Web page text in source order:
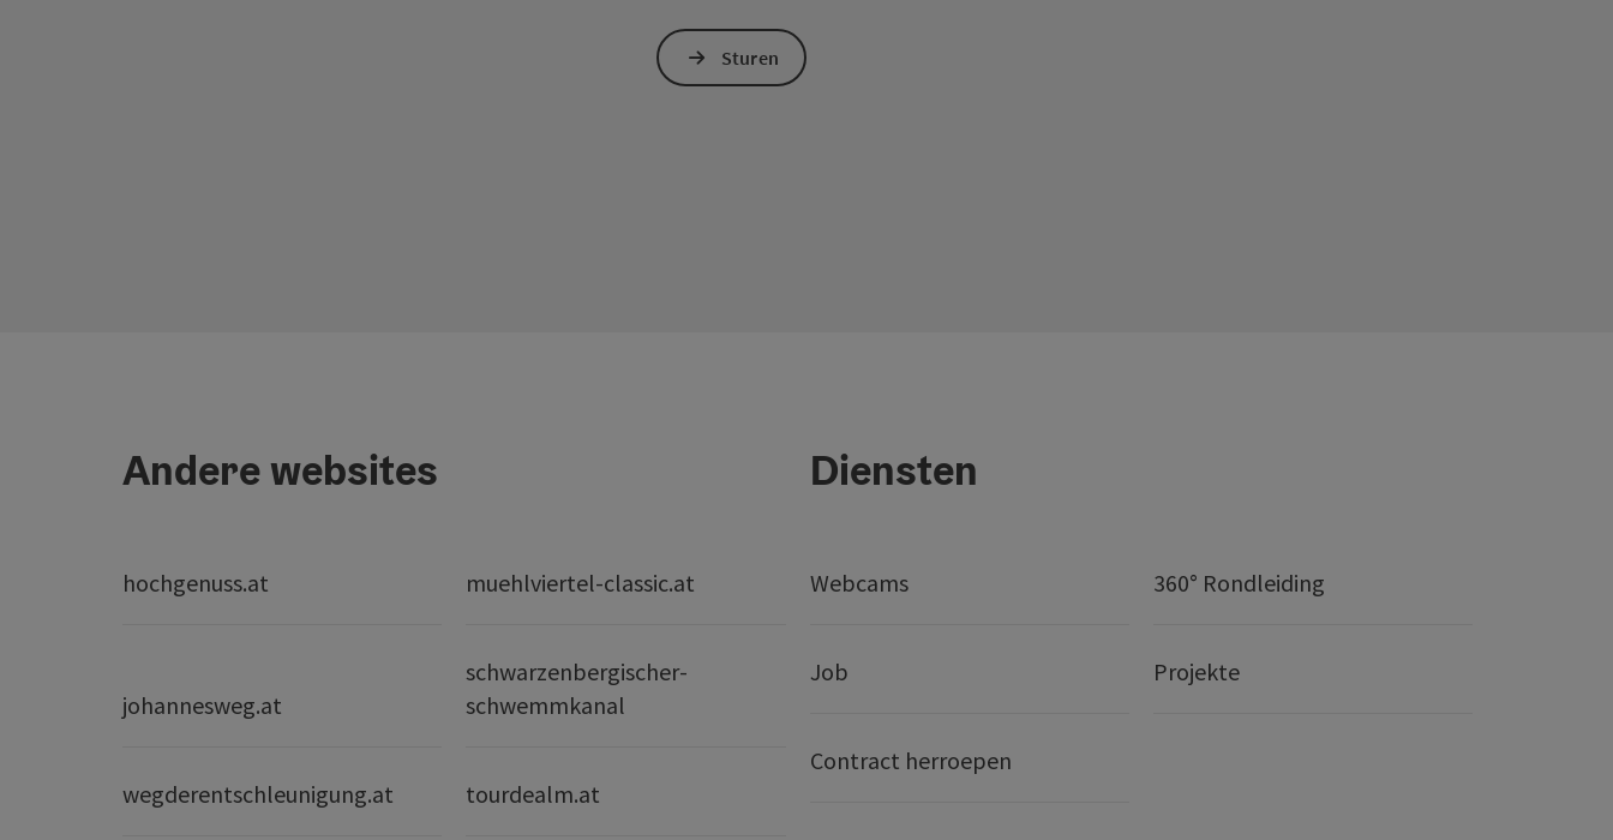
Sturen
Andere websites
hochgenuss.at muehlviertel-classic.at
johannesweg.at
schwarzenbergischer-
schwemmkanal
wegderentschleunigung.at tourdealm.at
Diensten
Webcams 360° Rondleiding
Job Projekte
Contract herroepen